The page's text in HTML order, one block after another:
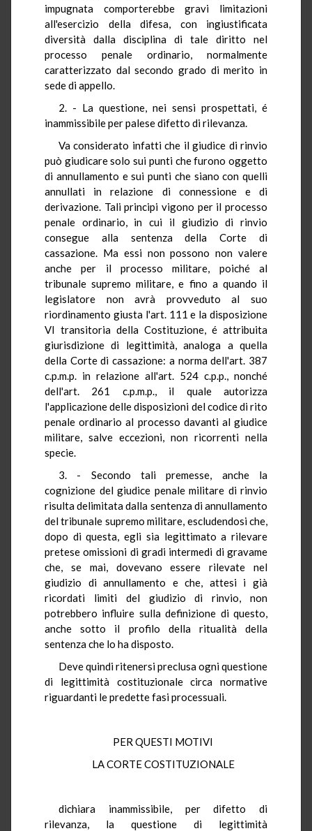
impugnata comporterebbe gravi limitazioni
all'esercizio della difesa, con ingiustificata
diversità dalla disciplina di tale diritto nel
processo penale ordinario, normalmente
caratterizzato dal secondo grado di merito in
sede di appello.
2. - La questione, nei sensi prospettati, é
inammissibile per palese difetto di rilevanza.
Va considerato infatti che il giudice di rinvio
può giudicare solo sui punti che furono oggetto
di annullamento e sui punti che siano con quelli
annullati in relazione di connessione e di
derivazione. Tali principi vigono per il processo
penale ordinario, in cui il giudizio di rinvio
consegue alla sentenza della Corte di
cassazione. Ma essi non possono non valere
anche per il processo militare, poiché al
tribunale supremo militare, e fino a quando il
legislatore non avrà provveduto al suo
riordinamento giusta l'art. 111 e la disposizione
VI transitoria della Costituzione, é attribuita
giurisdizione di legittimità, analoga a quella
della Corte di cassazione: a norma dell'art. 387
c.p.m.p. in relazione all'art. 524 c.p.p., nonché
dell'art. 261 c.p.m.p., il quale autorizza
l'applicazione delle disposizioni del codice di rito
penale ordinario al processo davanti al giudice
militare, salve eccezioni, non ricorrenti nella
specie.
3. - Secondo tali premesse, anche la
cognizione del giudice penale militare di rinvio
risulta delimitata dalla sentenza di annullamento
del tribunale supremo militare, escludendosi che,
dopo di questa, egli sia legittimato a rilevare
pretese omissioni di gradi intermedi di gravame
che, se mai, dovevano essere rilevate nel
giudizio di annullamento e che, attesi i già
ricordati limiti del giudizio di rinvio, non
potrebbero influire sulla definizione di questo,
anche sotto il profilo della ritualità della
sentenza che lo ha disposto.
Deve quindi ritenersi preclusa ogni questione
di legittimità costituzionale circa normative
riguardanti le predette fasi processuali.
PER QUESTI MOTIVI
LA CORTE COSTITUZIONALE
dichiara inammissibile, per difetto di
rilevanza, la questione di legittimità